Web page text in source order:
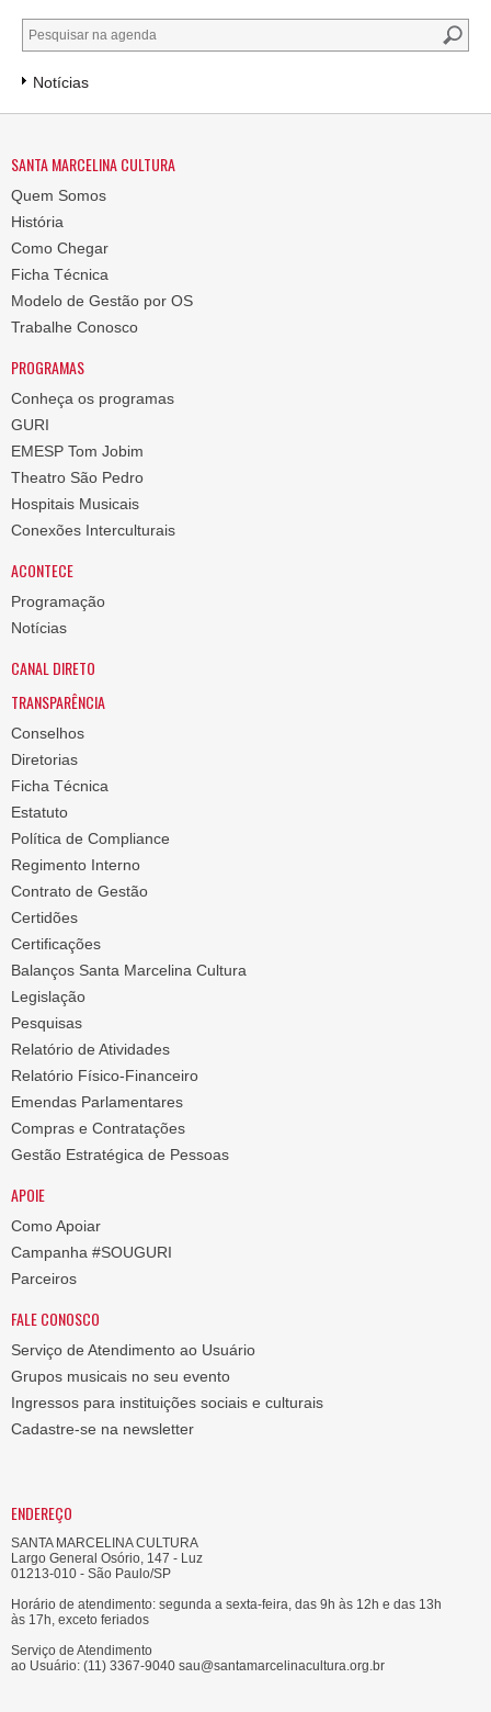
Notícias
SANTA MARCELINA CULTURA
Quem Somos
História
Como Chegar
Ficha Técnica
Modelo de Gestão por OS
Trabalhe Conosco
PROGRAMAS
Conheça os programas
GURI
EMESP Tom Jobim
Theatro São Pedro
Hospitais Musicais
Conexões Interculturais
ACONTECE
Programação
Notícias
CANAL DIRETO
TRANSPARÊNCIA
Conselhos
Diretorias
Ficha Técnica
Estatuto
Política de Compliance
Regimento Interno
Contrato de Gestão
Certidões
Certificações
Balanços Santa Marcelina Cultura
Legislação
Pesquisas
Relatório de Atividades
Relatório Físico-Financeiro
Emendas Parlamentares
Compras e Contratações
Gestão Estratégica de Pessoas
APOIE
Como Apoiar
Campanha #SOUGURI
Parceiros
FALE CONOSCO
Serviço de Atendimento ao Usuário
Grupos musicais no seu evento
Ingressos para instituições sociais e culturais
Cadastre-se na newsletter
ENDEREÇO
SANTA MARCELINA CULTURA
Largo General Osório, 147 - Luz
01213-010 - São Paulo/SP
Horário de atendimento: segunda a sexta-feira, das 9h às 12h e das 13h
às 17h, exceto feriados
Serviço de Atendimento
ao Usuário: (11) 3367-9040 sau@santamarcelinacultura.org.br